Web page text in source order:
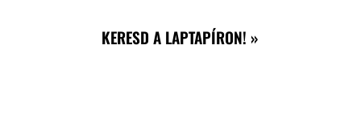
KERESD A LAPTAPÍRON! »